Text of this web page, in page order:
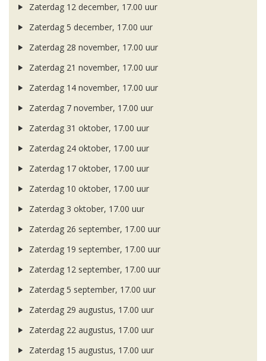
Zaterdag 12 december, 17.00 uur
Zaterdag 5 december, 17.00 uur
Zaterdag 28 november, 17.00 uur
Zaterdag 21 november, 17.00 uur
Zaterdag 14 november, 17.00 uur
Zaterdag 7 november, 17.00 uur
Zaterdag 31 oktober, 17.00 uur
Zaterdag 24 oktober, 17.00 uur
Zaterdag 17 oktober, 17.00 uur
Zaterdag 10 oktober, 17.00 uur
Zaterdag 3 oktober, 17.00 uur
Zaterdag 26 september, 17.00 uur
Zaterdag 19 september, 17.00 uur
Zaterdag 12 september, 17.00 uur
Zaterdag 5 september, 17.00 uur
Zaterdag 29 augustus, 17.00 uur
Zaterdag 22 augustus, 17.00 uur
Zaterdag 15 augustus, 17.00 uur